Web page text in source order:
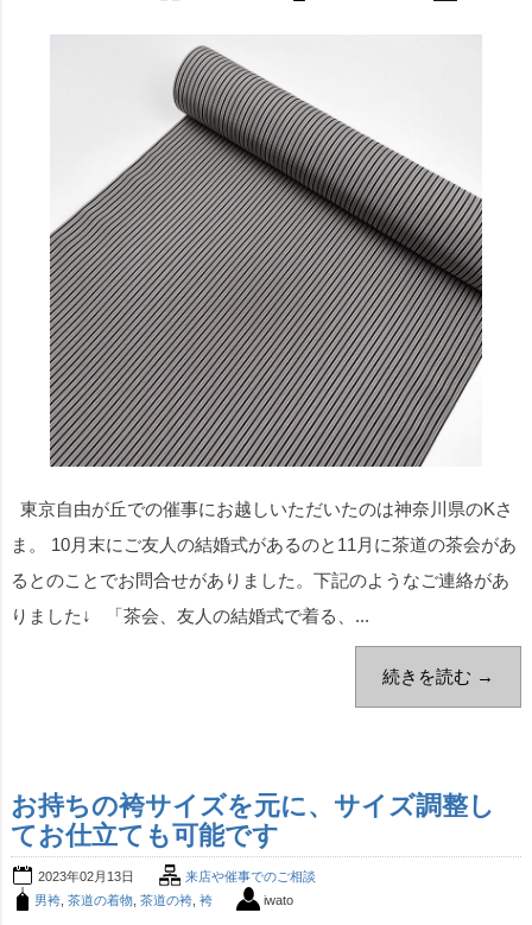
東京自由が丘での催事にお越しいただいたのは神奈川県のKさ
ま。 10月末にご友人の結婚式があるのと11月に茶道の茶会があ
るとのことでお問合せがありました。下記のようなご連絡があ
りました↓ 「茶会、友人の結婚式で着る、...
続きを読む →
お持ちの袴サイズを元に、サイズ調整し
てお仕立ても可能です
2023年02月13日
来店や催事でのご相談
男袴, 茶道の着物, 茶道の袴, 袴 iwato